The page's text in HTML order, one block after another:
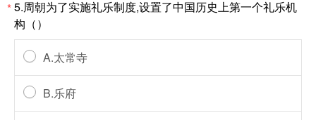
*5.周朝为了实施礼乐制度,设置了中国历史上第一个礼乐机
构（）
A.太常寺
B.乐府